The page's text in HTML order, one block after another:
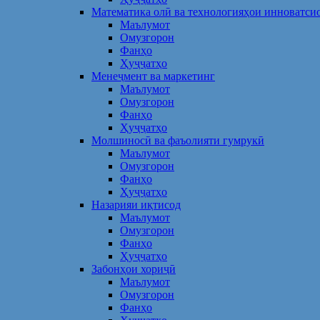
Математика олӣ ва технологияҳои
Маълумот
Омузгорон
Фанҳо
Ҳуҷҷатҳо
Менеҷмент ва маркетинг
Маълумот
Омузгорон
Фанҳо
Ҳуҷҷатҳо
Молшиносӣ ва фаъолияти гумрукӣ
Маълумот
Омузгорон
Фанҳо
Ҳуҷҷатҳо
Назарияи иқтисод
Маълумот
Омузгорон
Фанҳо
Ҳуҷҷатҳо
Забонҳои хориҷӣ
Маълумот
Омузгорон
Фанҳо